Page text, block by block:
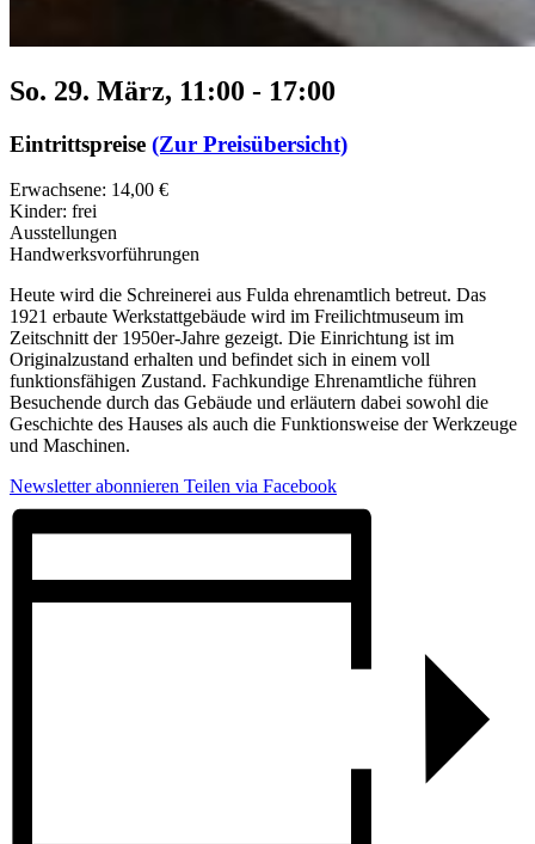
So. 29. März, 11:00 - 17:00
Eintrittspreise (Zur Preisübersicht)
Erwachsene: 14,00 €
Kinder: frei
Ausstellungen
Handwerksvorführungen
Heute wird die Schreinerei aus Fulda ehrenamtlich betreut. Das
1921 erbaute Werkstattgebäude wird im Freilichtmuseum im
Zeitschnitt der 1950er-Jahre gezeigt. Die Einrichtung ist im
Originalzustand erhalten und befindet sich in einem voll
funktionsfähigen Zustand. Fachkundige Ehrenamtliche führen
Besuchende durch das Gebäude und erläutern dabei sowohl die
Geschichte des Hauses als auch die Funktionsweise der Werkzeuge
und Maschinen.
Newsletter abonnieren Teilen via Facebook